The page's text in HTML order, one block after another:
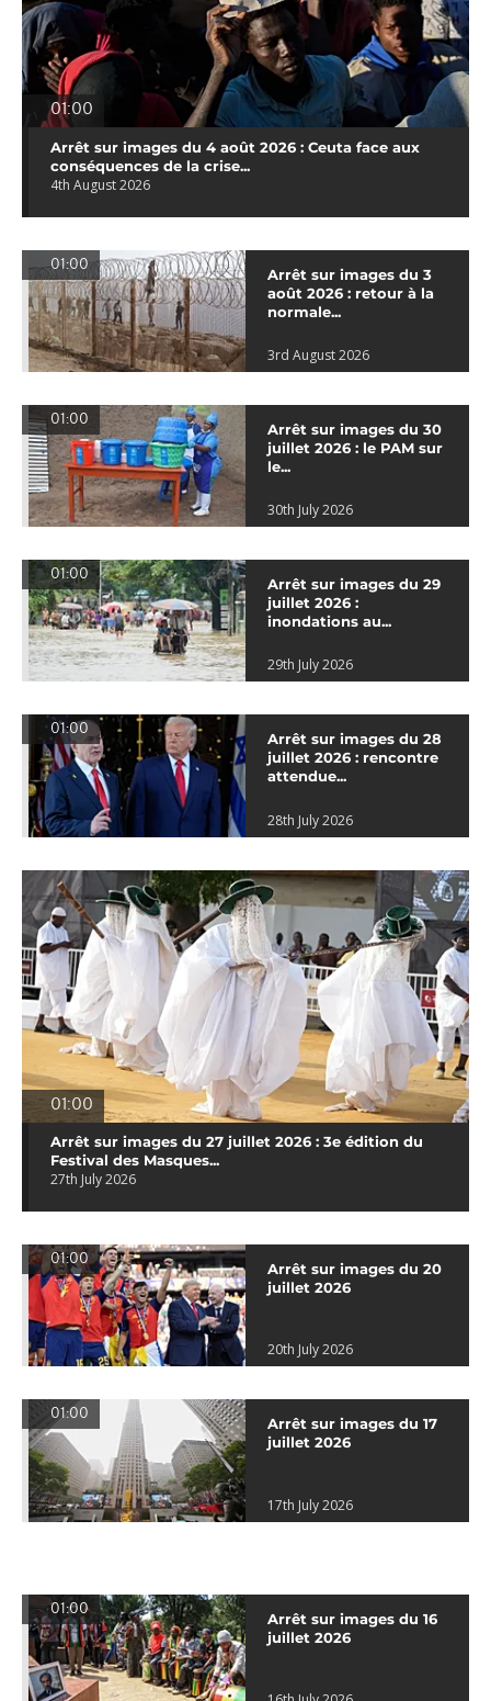
01:00
Arrêt sur images du 4 août 2026 : Ceuta face aux
conséquences de la crise...
4th August 2026
01:00
Arrêt sur images du 3
août 2026 : retour à la
normale...
3rd August 2026
01:00
Arrêt sur images du 30
juillet 2026 : le PAM sur
le...
30th July 2026
01:00
Arrêt sur images du 29
juillet 2026 :
inondations au...
29th July 2026
01:00
Arrêt sur images du 28
juillet 2026 : rencontre
attendue...
28th July 2026
01:00
Arrêt sur images du 27 juillet 2026 : 3e édition du
Festival des Masques...
27th July 2026
01:00
Arrêt sur images du 20
juillet 2026
20th July 2026
01:00
Arrêt sur images du 17
juillet 2026
17th July 2026
01:00
Arrêt sur images du 16
juillet 2026